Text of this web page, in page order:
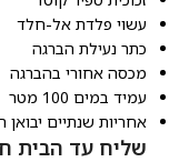
עשוי פלדת אל-חלד
כתר נעילת הברגה
מכסה אחורי בהברגה
עמיד במים 100 מטר
אחריות שנתיים יבואן
שליח עד הבית